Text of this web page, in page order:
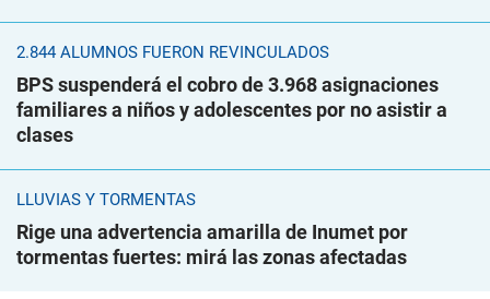
2.844 ALUMNOS FUERON REVINCULADOS
BPS suspenderá el cobro de 3.968 asignaciones
familiares a niños y adolescentes por no asistir a
clases
LLUVIAS Y TORMENTAS
Rige una advertencia amarilla de Inumet por
tormentas fuertes: mirá las zonas afectadas